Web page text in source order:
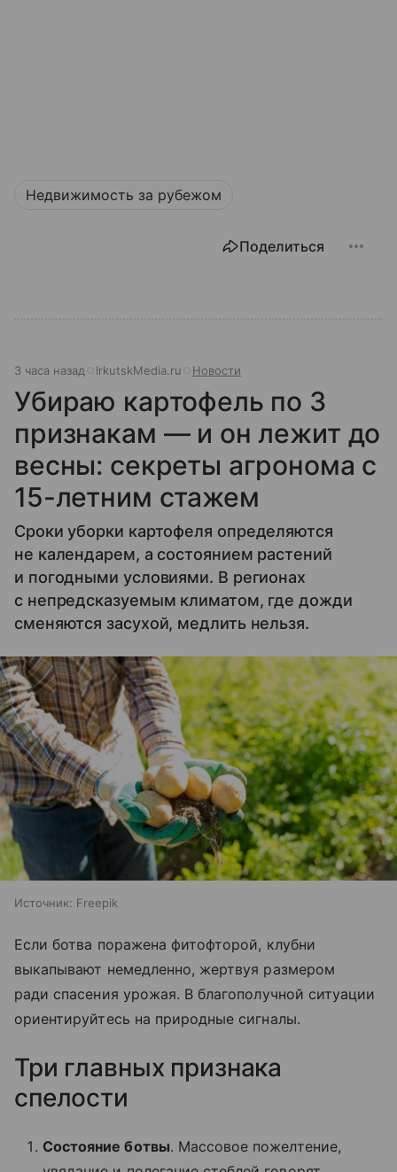
Недвижимость за рубежом
Поделиться
3 часа назад IrkutskMedia.ru Новости
Убираю картофель по 3
признакам — и он лежит до
весны: секреты агронома с
15-летним стажем
Сроки уборки картофеля определяются
не календарем, а состоянием растений
и погодными условиями. В регионах
с непредсказуемым климатом, где дожди
сменяются засухой, медлить нельзя.
Источник: Freepik
Если ботва поражена фитофторой, клубни
выкапывают немедленно, жертвуя размером
ради спасения урожая. В благополучной ситуации
ориентируйтесь на природные сигналы.
Три главных признака
спелости
Состояние ботвы. Массовое пожелтение,